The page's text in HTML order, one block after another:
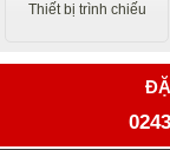
Thiết bị trình chiếu